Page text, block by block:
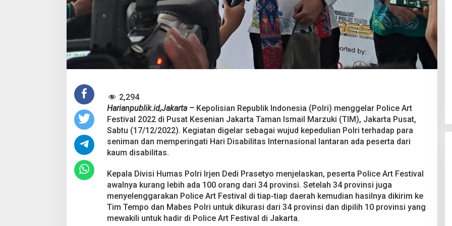
s
a
a
R
u
a
g
K
i
t
k
L
e
2,294
Harianpublik.id,Jakarta – Kepolisian Republik Indonesia (Polri) menggelar Police Art
Festival 2022 di Pusat Kesenian Jakarta Taman Ismail Marzuki (TIM), Jakarta Pusat,
Sabtu (17/12/2022). Kegiatan digelar sebagai wujud kepedulian Polri terhadap para
seniman dan memperingati Hari Disabilitas Internasional lantaran ada peserta dari
kaum disabilitas.
Kepala Divisi Humas Polri Irjen Dedi Prasetyo menjelaskan, peserta Police Art Festival
awalnya kurang lebih ada 100 orang dari 34 provinsi. Setelah 34 provinsi juga
menyelenggarakan Police Art Festival di tiap-tiap daerah kemudian hasilnya dikirim ke
Tim Tempo dan Mabes Polri untuk dikurasi dari 34 provinsi dan dipilih 10 provinsi yang
mewakili untuk hadir di Police Art Festival di Jakarta.
Miras